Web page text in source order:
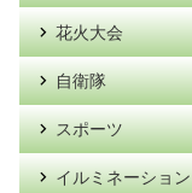
花火大会
自衛隊
スポーツ
イルミネーション